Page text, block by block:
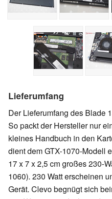
Lieferumfang
Der Lieferumfang des Blade
So packt der Hersteller nur
kleines Handbuch in den
dient dem GTX-1070-Modell
17 x 7 x 2,5 cm großes 230-
1060). 230 Watt erscheinen
Gerät. Clevo begnügt sich